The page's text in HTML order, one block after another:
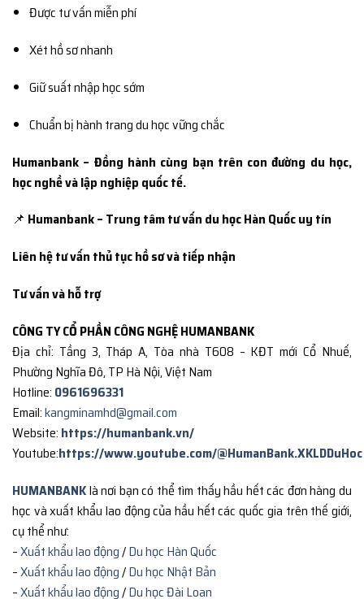
Được tư vấn miễn phí
Xét hồ sơ nhanh
Giữ suất nhập học sớm
Chuẩn bị hành trang du học vững chắc
Humanbank – Đồng hành cùng bạn trên con đường du học,
học nghề và lập nghiệp quốc tế.
📌 Humanbank – Trung tâm tư vấn du học Hàn Quốc uy tín
Liên hệ tư vấn thủ tục hồ sơ và tiếp nhận
Tư vấn và hỗ trợ
CÔNG TY CỔ PHẦN CÔNG NGHỆ HUMANBANK
Địa chỉ: Tầng 3, Tháp A, Tòa nhà T608 – KĐT mới Cổ Nhuế,
Phường Nghĩa Đô, TP Hà Nội, Việt Nam
Hotline: 0961696331
Email:kangminamhd@gmail.com
Website: https://humanbank.vn/
Youtube:https://www.youtube.com/@HumanBank.XKLDDuHoc
HUMANBANKlà nơi bạn có thể tìm thấy hầu hết các đơn hàng du
học và xuất khẩu lao động của hầu hết các quốc gia trên thế giới,
cụ thể như:
–Xuất khẩu lao động/Du học Hàn Quốc
–Xuất khẩu lao động/Du học Nhật Bản
–Xuất khẩu lao động/Du học Đài Loan